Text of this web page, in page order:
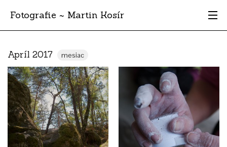
Fotografie ~ Martin Kosír
Albumy
Miesta
Archív
Vyhľadávanie
Apríl 2017 mesiac